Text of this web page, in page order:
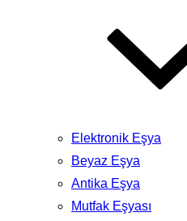
Elektronik Eşya
Beyaz Eşya
Antika Eşya
Mutfak Eşyası